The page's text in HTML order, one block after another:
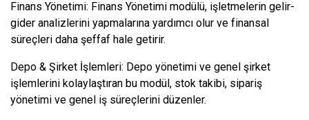
Finans Yönetimi: Finans Yönetimi modülü, işletmelerin gelir-
gider analizlerini yapmalarına yardımcı olur ve finansal
süreçleri daha şeffaf hale getirir.
Depo & Şirket İşlemleri: Depo yönetimi ve genel şirket
işlemlerini kolaylaştıran bu modül, stok takibi, sipariş
yönetimi ve genel iş süreçlerini düzenler.